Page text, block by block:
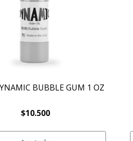
BUBBLE GUM 1 OZ
$10.500